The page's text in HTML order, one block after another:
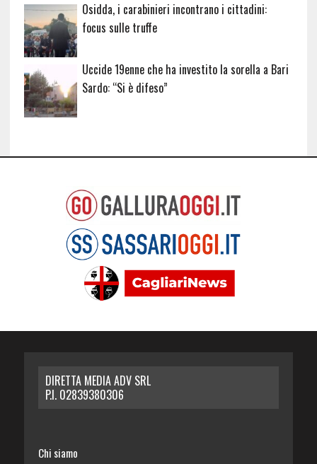
Osidda, i carabinieri incontrano i cittadini:
focus sulle truffe
Uccide 19enne che ha investito la sorella a Bari
Sardo: “Si è difeso”
DIRETTA MEDIA ADV SRL
P.I. 02839380306
Chi siamo